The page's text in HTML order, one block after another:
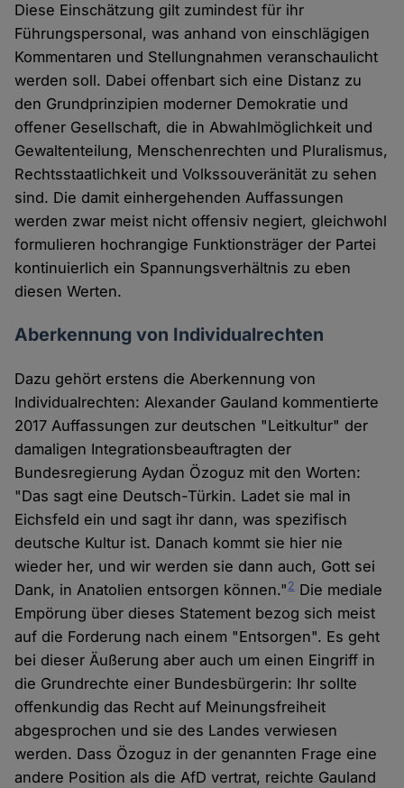
Diese Einschätzung gilt zumindest für ihr
Führungspersonal, was anhand von einschlägigen
Kommentaren und Stellungnahmen veranschaulicht
werden soll. Dabei offenbart sich eine Distanz zu
den Grundprinzipien moderner Demokratie und
offener Gesellschaft, die in Abwahlmöglichkeit und
Gewaltenteilung, Menschenrechten und Pluralismus,
Rechtsstaatlichkeit und Volkssouveränität zu sehen
sind. Die damit einhergehenden Auffassungen
werden zwar meist nicht offensiv negiert, gleichwohl
formulieren hochrangige Funktionsträger der Partei
kontinuierlich ein Spannungsverhältnis zu eben
diesen Werten.
Aberkennung von Individualrechten
Dazu gehört erstens die Aberkennung von
Individualrechten: Alexander Gauland kommentierte
2017 Auffassungen zur deutschen "Leitkultur" der
damaligen Integrationsbeauftragten der
Bundesregierung Aydan Özoguz mit den Worten:
"Das sagt eine Deutsch-Türkin. Ladet sie mal in
Eichsfeld ein und sagt ihr dann, was spezifisch
deutsche Kultur ist. Danach kommt sie hier nie
wieder her, und wir werden sie dann auch, Gott sei
Dank, in Anatolien entsorgen können."2 Die mediale
Empörung über dieses Statement bezog sich meist
auf die Forderung nach einem "Entsorgen". Es geht
bei dieser Äußerung aber auch um einen Eingriff in
die Grundrechte einer Bundesbürgerin: Ihr sollte
offenkundig das Recht auf Meinungsfreiheit
abgesprochen und sie des Landes verwiesen
werden. Dass Özoguz in der genannten Frage eine
andere Position als die AfD vertrat, reichte Gauland